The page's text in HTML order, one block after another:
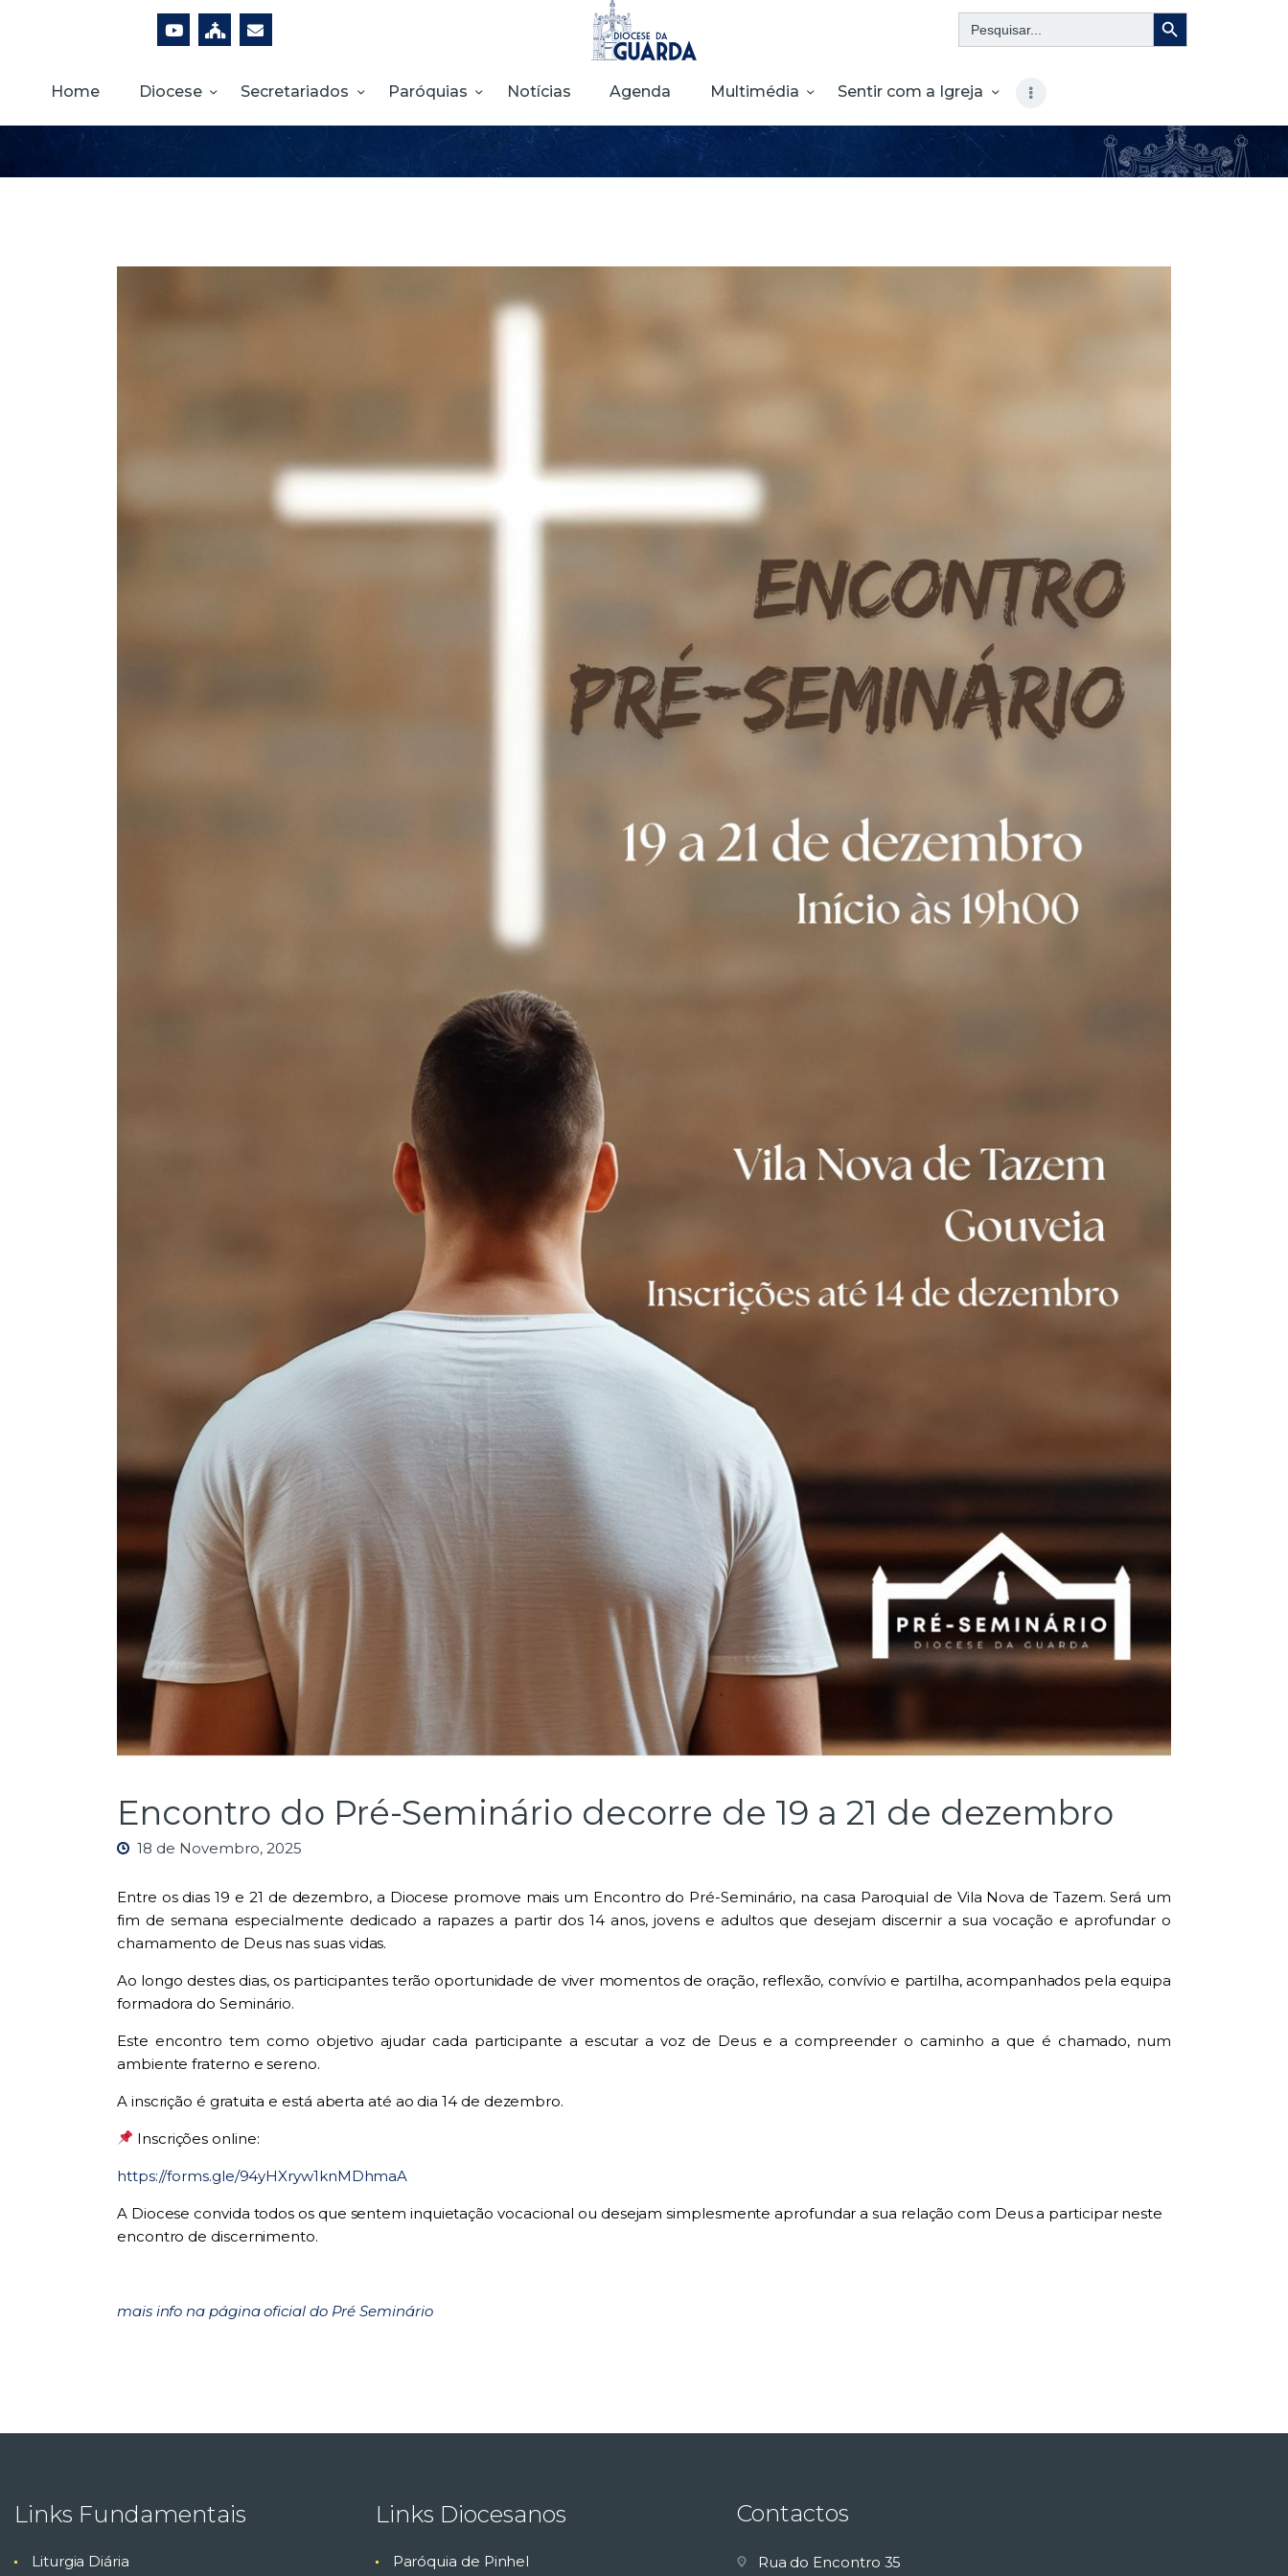
Search
for:
Search Button
Home Diocese Secretariados Paróquias Notícias Agenda Multimédia Sentir com a Igreja
PARÓQUIAS
MULTIMÉDIA
Encontro do Pré-Seminário decorre de 19 a 21 de dezembro
18 de Novembro, 2025
Entre os dias 19 e 21 de dezembro, a Diocese promove mais um Encontro do Pré-Seminário, na casa Paroquial de Vila Nova de Tazem. Será um
fim de semana especialmente dedicado a rapazes a partir dos 14 anos, jovens e adultos que desejam discernir a sua vocação e aprofundar o
chamamento de Deus nas suas vidas.
Ao longo destes dias, os participantes terão oportunidade de viver momentos de oração, reflexão, convívio e partilha, acompanhados pela equipa
formadora do Seminário.
Este encontro tem como objetivo ajudar cada participante a escutar a voz de Deus e a compreender o caminho a que é chamado, num
ambiente fraterno e sereno.
A inscrição é gratuita e está aberta até ao dia 14 de dezembro.
Inscrições online:
https://forms.gle/94yHXryw1knMDhmaA
A Diocese convida todos os que sentem inquietação vocacional ou desejam simplesmente aprofundar a sua relação com Deus a participar neste
encontro de discernimento.
mais info na página oficial do Pré Seminário
Links Fundamentais
Liturgia Diária
Links Diocesanos
Paróquia de Pinhel
Contactos
Rua do Encontro 35